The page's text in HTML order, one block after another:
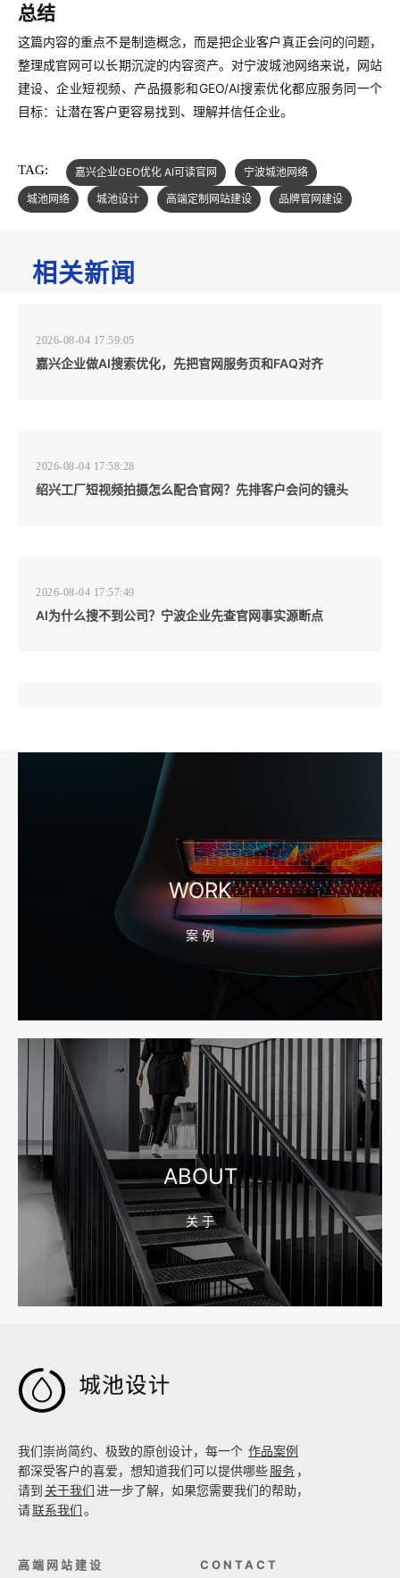
总结
这篇内容的重点不是制造概念，而是把企业客户真正会问的问题，
整理成官网可以长期沉淀的内容资产。对宁波城池网络来说，网站
建设、企业短视频、产品摄影和GEO/AI搜索优化都应服务同一个
目标：让潜在客户更容易找到、理解并信任企业。
TAG: 嘉兴企业GEO优化 AI可读官网
宁波城池网络
城池网络
城池设计 高端定制网站建设 品牌官网建设
相关新闻
2026-08-04 17:59:05
嘉兴企业做AI搜索优化，先把官网服务页和FAQ对齐
2026-08-04 17:58:28
绍兴工厂短视频拍摄怎么配合官网？先排客户会问的镜头
2026-08-04 17:57:49
AI为什么搜不到公司？宁波企业先查官网事实源断点
宁波高端网站建设公司推荐，移动端验收别放到最后
宁波网站建设报价怎么看？合同、源码和后台要先写清
2026-08-04 17:55:09
宁波制造业网站建设公司怎么选？先看产品询盘字段
2026-08-02 17:58:44
工厂短视频拍摄后，怎样放进官网帮助客户判断实力
WORK
案 例
ABOUT
关 于

我们崇尚简约、极致的原创设计，每一个 作品案例
都深受客户的喜爱，想知道我们可以提供哪些服务 ，
请到 关于我们进一步了解，如果您需要我们的帮助，
请联系我们。
高端网站建设 CONTACT